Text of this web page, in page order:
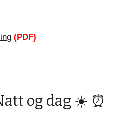
(PDF)
og dag ☀️ ⏰